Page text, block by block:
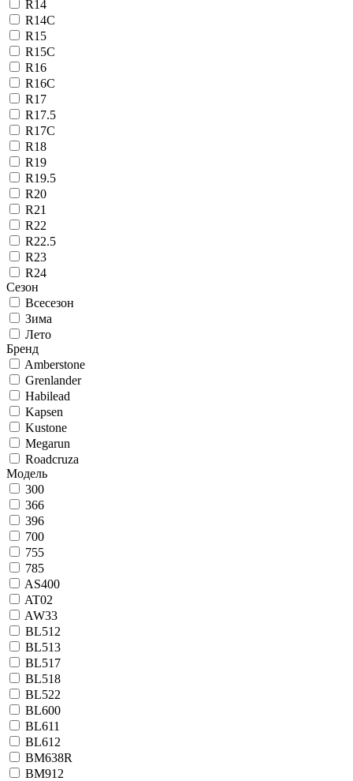
R14
R14C
R15
R15C
R16
R16C
R17
R17.5
R17C
R18
R19
R19.5
R20
R21
R22
R22.5
R23
R24
Сезон
Всесезон
Зима
Лето
Бренд
Amberstone
Grenlander
Habilead
Kapsen
Kustone
Megarun
Roadcruza
Модель
300
366
396
700
755
785
AS400
AT02
AW33
BL512
BL513
BL517
BL518
BL522
BL600
BL611
BL612
BM638R
BM912